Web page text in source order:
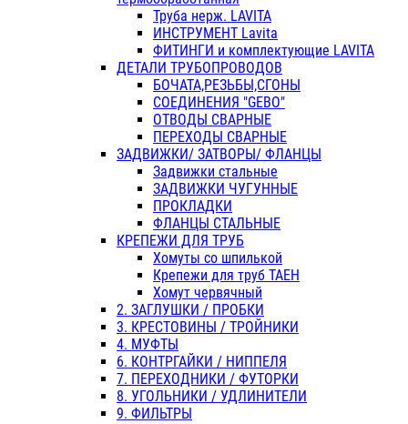
Труба нерж. LAVITA
ИНСТРУМЕНТ Lavita
ФИТИНГИ и комплектующие LAVITA
ДЕТАЛИ ТРУБОПРОВОДОВ
БОЧАТА,РЕЗЬБЫ,СГОНЫ
СОЕДИНЕНИЯ "GEBO"
ОТВОДЫ СВАРНЫЕ
ПЕРЕХОДЫ СВАРНЫЕ
ЗАДВИЖКИ/ ЗАТВОРЫ/ ФЛАНЦЫ
Задвижки стальные
ЗАДВИЖКИ ЧУГУННЫЕ
ПРОКЛАДКИ
ФЛАНЦЫ СТАЛЬНЫЕ
КРЕПЕЖИ ДЛЯ ТРУБ
Хомуты со шпилькой
Крепежи для труб ТАЕН
Хомут червячный
2. ЗАГЛУШКИ / ПРОБКИ
3. КРЕСТОВИНЫ / ТРОЙНИКИ
4. МУФТЫ
6. КОНТРГАЙКИ / НИППЕЛЯ
7. ПЕРЕХОДНИКИ / ФУТОРКИ
8. УГОЛЬНИКИ / УДЛИНИТЕЛИ
9. ФИЛЬТРЫ